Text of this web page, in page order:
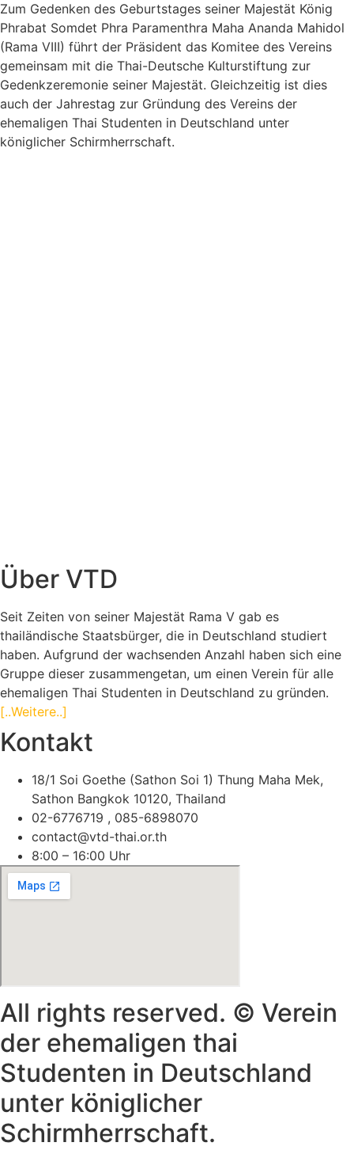
Zum Gedenken des Geburtstages seiner Majestät König
Phrabat Somdet Phra Paramenthra Maha Ananda Mahidol
(Rama VIII) führt der Präsident das Komitee des Vereins
gemeinsam mit die Thai-Deutsche Kulturstiftung zur
Gedenkzeremonie seiner Majestät. Gleichzeitig ist dies
auch der Jahrestag zur Gründung des Vereins der
ehemaligen Thai Studenten in Deutschland unter
königlicher Schirmherrschaft.
Über VTD
Seit Zeiten von seiner Majestät Rama V gab es
thailändische Staatsbürger, die in Deutschland studiert
haben. Aufgrund der wachsenden Anzahl haben sich eine
Gruppe dieser zusammengetan, um einen Verein für alle
ehemaligen Thai Studenten in Deutschland zu gründen.
[..Weitere..]
Kontakt
18/1 Soi Goethe (Sathon Soi 1) Thung Maha Mek,
Sathon Bangkok 10120, Thailand
02-6776719 , 085-6898070
contact@vtd-thai.or.th
8:00 – 16:00 Uhr
All rights reserved. © Verein
der ehemaligen thai
Studenten in Deutschland
unter königlicher
Schirmherrschaft.